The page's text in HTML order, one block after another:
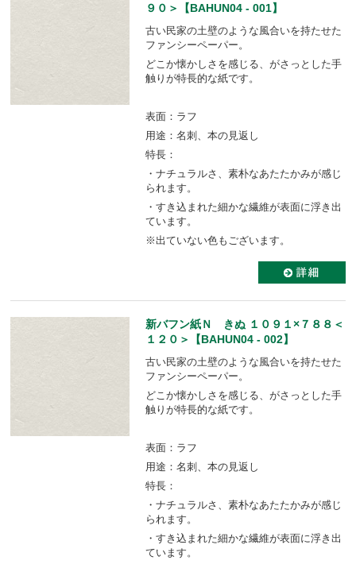
９０＞【BAHUN04 - 001】
古い民家の土壁のような風合いを持たせた
ファンシーペーパー。
どこか懐かしさを感じる、がさっとした手
触りが特長的な紙です。
表面：ラフ
用途：名刺、本の見返し
特長：
・ナチュラルさ、素朴なあたたかみが感じ
られます。
・すき込まれた細かな繊維が表面に浮き出
ています。
※出ていない色もございます。
新バフン紙Ｎ きぬ １０９１×７８８＜
１２０＞【BAHUN04 - 002】
古い民家の土壁のような風合いを持たせた
ファンシーペーパー。
どこか懐かしさを感じる、がさっとした手
触りが特長的な紙です。
表面：ラフ
用途：名刺、本の見返し
特長：
・ナチュラルさ、素朴なあたたかみが感じ
られます。
・すき込まれた細かな繊維が表面に浮き出
ています。